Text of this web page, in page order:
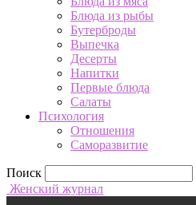
Блюда из рыбы
Бутерброды
Выпечка
Десерты
Напитки
Первые блюда
Салаты
Психология
Отношения
Саморазвитие
Поиск
Женский журнал